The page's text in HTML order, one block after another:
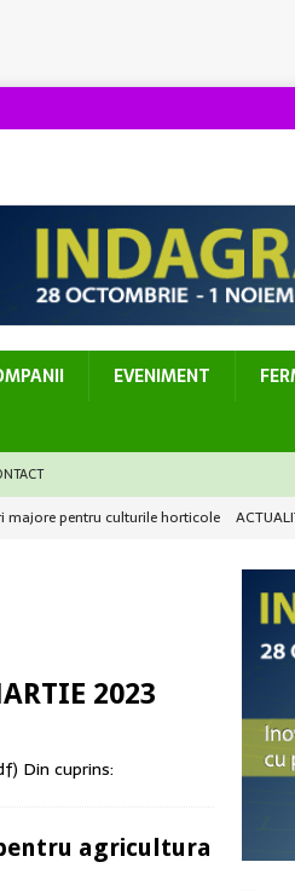
EVENIMENT
majore pentru culturile horticole
dar poți pierde startul culturii următoare
sectorului agroalimentar
culturii de rapiță în România
2023
Din cuprins:
agricultura